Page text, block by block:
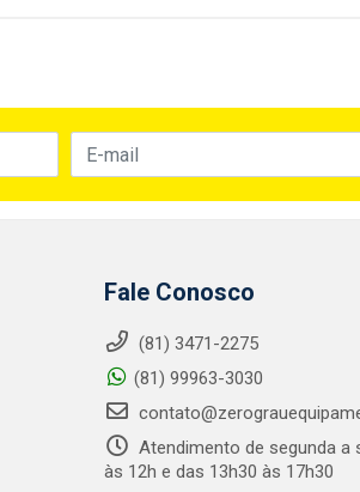
Fale Conosco
(81) 3471-2275
(81) 99963-3030
Atendimento de segunda a
às 12h e das 13h30 às 17h30